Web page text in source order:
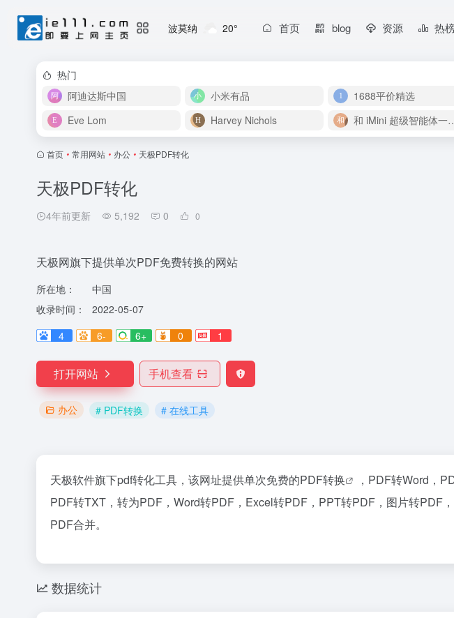
波莫纳 20° 首页 blog 资源 热
热门
阿迪达斯中国
小米有品 1688平价精选
Eve Lom
Harvey Nichols 和 iMini 超级智
首页 • 常用网站 • 办公 • 天极PDF转化
天极PDF转化
4年前更新 5,192 0 0
天极网旗下提供单次PDF免费转换的网站
所在地：
中国
收录时间：
2022-05-07
4
6- 6+ 0 1
打开网站 手机查看
办公 # PDF转换 # 在线工具
天极软件旗下pdf转化工具，该网址提供单次免费的PDF转换 ，PDF转Word，
PDF转TXT，转为PDF，Word转PDF，Excel转PDF，PPT转PDF，图片转PDF
PDF合并。
数据统计